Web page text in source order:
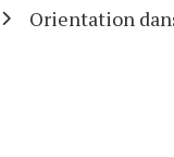
Orientation